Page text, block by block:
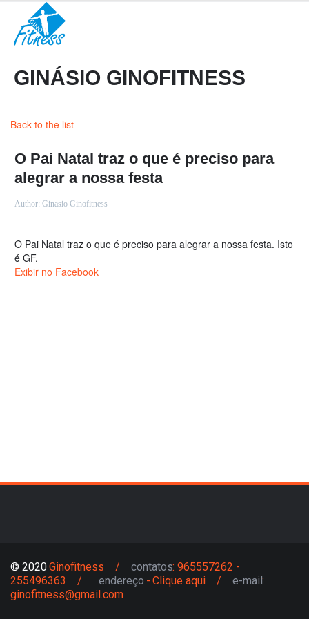
GINÁSIO GINOFITNESS
Back to the list
O Pai Natal traz o que é preciso para
alegrar a nossa festa
Author: Ginasio Ginofitness
O Pai Natal traz o que é preciso para alegrar a nossa festa. Isto
é GF.
Exibir no Facebook
© 2020 Ginofitness    / contatos: 965557262 -
255496363    / endereço - Clique aqui
    /
e-mail:
ginofitness@gmail.com